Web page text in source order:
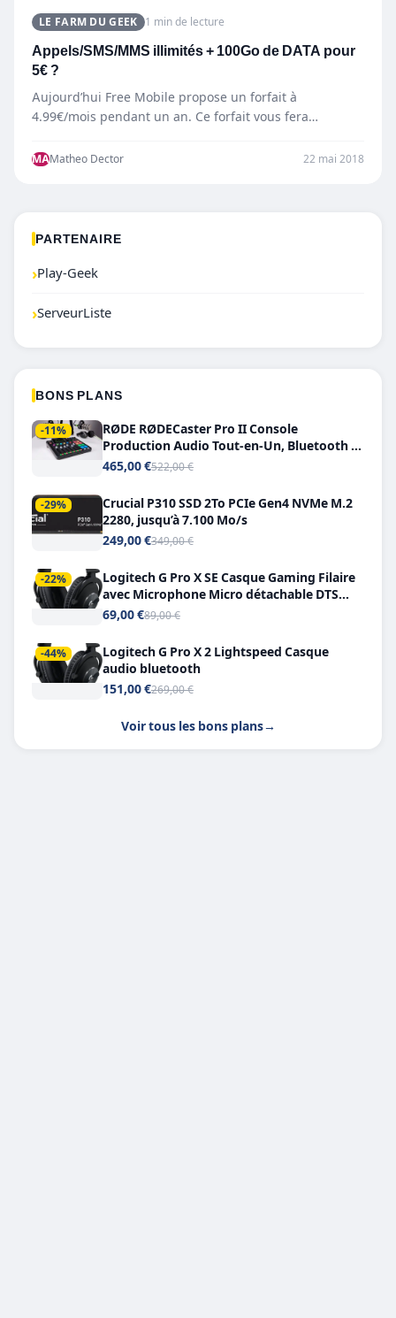
LE FARM DU GEEK 1 min de lecture
Appels/SMS/MMS illimités + 100Go de DATA pour
5€ ?
Aujourd’hui Free Mobile propose un forfait à
4.99€/mois pendant un an. Ce forfait vous fera
MAMatheo Dector 22 mai 2018
PARTENAIRE
›Play-Geek
›ServeurListe
BONS PLANS
-11%
RØDE RØDECaster Pro II Console
Production Audio Tout-en-Un, Bluetooth et
Double USB-C
465,00 €522,00 €
-29%
Crucial P310 SSD 2To PCIe Gen4 NVMe M.2
2280, jusqu’à 7.100 Mo/s
249,00 €349,00 €
-22%
Logitech G Pro X SE Casque Gaming Filaire
avec Microphone Micro détachable DTS
Headphone X 7.1
69,00 €89,00 €
-44%
Logitech G Pro X 2 Lightspeed Casque
audio bluetooth
151,00 €269,00 €
Voir tous les bons plans→